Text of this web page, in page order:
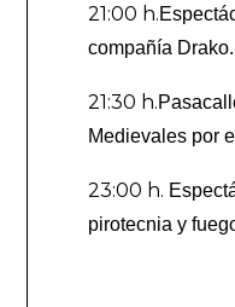
21:00 h.
compañía Drako.
21:30 h.
Medievales por
23:00 h.
pirotecnia y